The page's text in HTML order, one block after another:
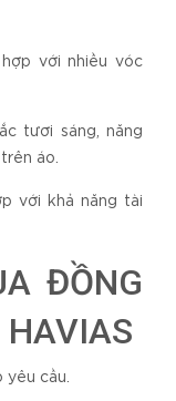
với nhiều vóc
tươi sáng, năng
áo.
với khả năng tài
ĐỒNG
HAVIAS
yêu cầu.